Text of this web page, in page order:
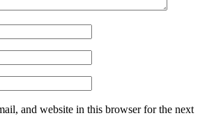
and website in this browser for the next